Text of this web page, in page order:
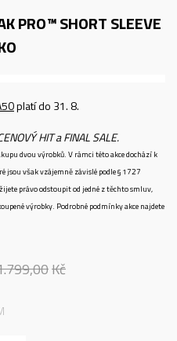
PRO™ SHORT SLEEVE
platí do 31. 8.
HIT a FINAL SALE.
dvou výrobků. V rámci této akce dochází k
jsou však vzájemně závislé podle § 1727
právo odstoupit od jedné z těchto smluv,
výrobky. Podrobné podmínky akce najdete
Kč